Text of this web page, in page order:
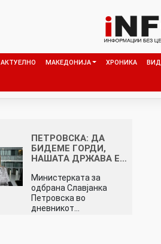
АКТУЕЛНО МАКЕДОНИЈА ХРОНИКА
ПЕТРОВСКА: ДА
БИДЕМЕ ГОРДИ,
НАШАТА ДРЖАВА Е…
Министерката за
одбрана Славјанка
Петровска во
дневникот…